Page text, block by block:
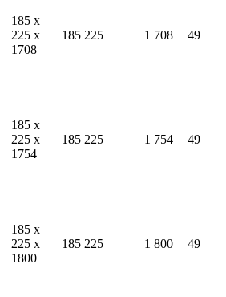
185 x
225 x
1708
185 225 1 708 49
185 x
225 x
1754
185 225 1 754 49
185 x
225 x
1800
185 225 1 800 49